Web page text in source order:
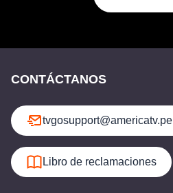
CONTÁCTANOS
tvgosupport@americatv.pe
Libro de reclamaciones